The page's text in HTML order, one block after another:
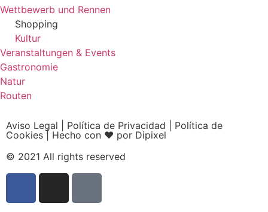
Wettbewerb und Rennen
Shopping
Kultur
Veranstaltungen & Events
Gastronomie
Natur
Routen
Aviso Legal Política de Privacidad
Política de
Cookies | Hecho con ❤ por Dipixel
© 2021 All rights reserved